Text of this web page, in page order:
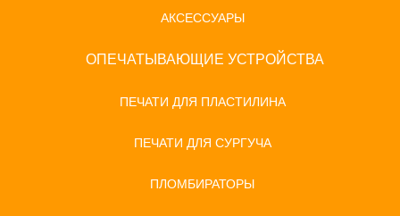
АКСЕССУАРЫ
ОПЕЧАТЫВАЮЩИЕ УСТРОЙСТВА
ПЕЧАТИ ДЛЯ ПЛАСТИЛИНА
ПЕЧАТИ ДЛЯ СУРГУЧА
ПЛОМБИРАТОРЫ